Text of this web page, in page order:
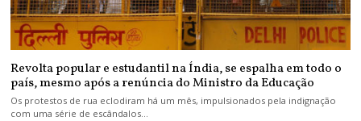
Revolta popular e estudantil na Índia, se espalha em todo o
país, mesmo após a renúncia do Ministro da Educação
Os protestos de rua eclodiram há um mês, impulsionados pela indignação
com uma série de escândalos…